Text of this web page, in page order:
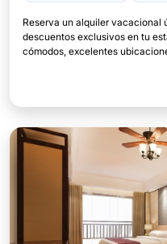
Reserva un alquiler vacacional
descuentos exclusivos en tu
cómodos, excelentes